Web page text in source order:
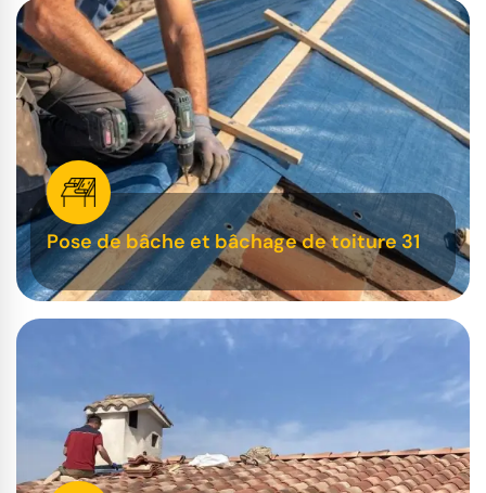
Pose de bâche et bâchage de toiture 31